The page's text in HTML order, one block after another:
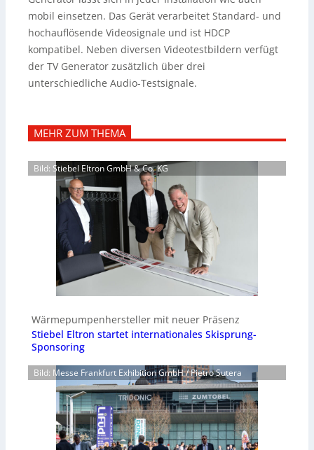
mobil einsetzen. Das Gerät verarbeitet Standard- und
hochauflösende Videosignale und ist HDCP
kompatibel. Neben diversen Videotestbildern verfügt
der TV Generator zusätzlich über drei
unterschiedliche Audio-Testsignale.
MEHR ZUM THEMA
Bild: Stiebel Eltron GmbH & Co. KG
Wärmepumpenhersteller mit neuer Präsenz
Stiebel Eltron startet internationales Skisprung-
Sponsoring
Bild: Messe Frankfurt Exhibition GmbH / Pietro Sutera